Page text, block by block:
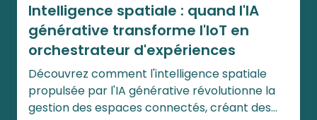
Intelligence spatiale : quand l'IA
générative transforme l'IoT en
orchestrateur d'expériences
Découvrez comment l'intelligence spatiale
propulsée par l'IA générative révolutionne la
gestion des espaces connectés, créant des